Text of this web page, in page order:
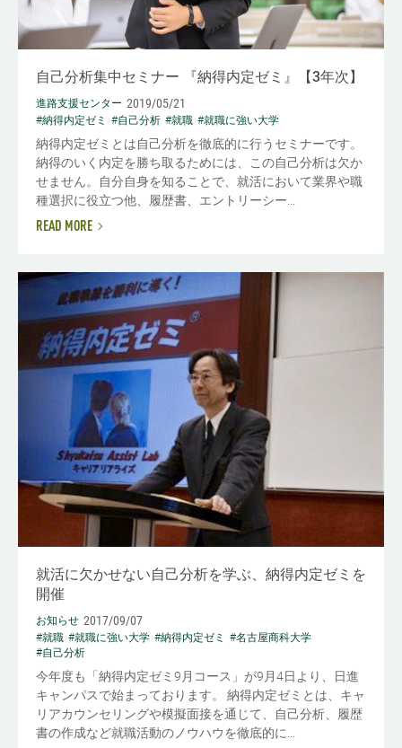
自己分析集中セミナー 『納得内定ゼミ』【3年次】
進路支援センター 2019/05/21
#納得内定ゼミ #自己分析 #就職 #就職に強い大学
納得内定ゼミとは自己分析を徹底的に行うセミナーです。
納得のいく内定を勝ち取るためには、この自己分析は欠か
せません。自分自身を知ることで、就活において業界や職
種選択に役立つ他、履歴書、エントリーシー...
READ MORE
就活に欠かせない自己分析を学ぶ、納得内定ゼミを
開催
お知らせ 2017/09/07
#就職 #就職に強い大学 #納得内定ゼミ
#名古屋商科大学
#自己分析
今年度も「納得内定ゼミ9月コース」が9月4日より、日進
キャンパスで始まっております。 納得内定ゼミとは、キャ
リアカウンセリングや模擬面接を通じて、自己分析、履歴
書の作成など就職活動のノウハウを徹底的に...